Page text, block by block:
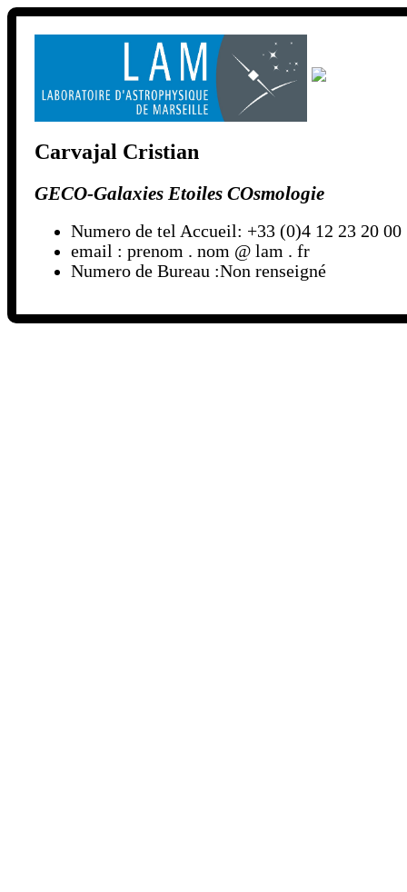
Carvajal Cristian
GECO-Galaxies Etoiles COsmologie
Numero de tel Accueil: +33 (0)4 12 23 20 00
email : prenom . nom @ lam . fr
Numero de Bureau :Non renseigné